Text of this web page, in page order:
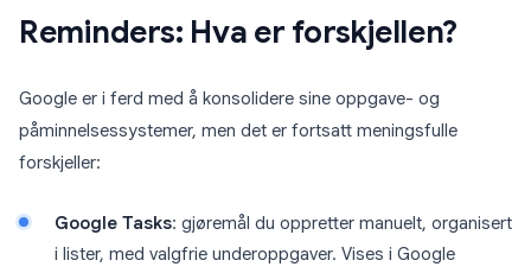
Reminders: Hva er forskjellen?
Google er i ferd med å konsolidere sine oppgave- og
påminnelsessystemer, men det er fortsatt meningsfulle
forskjeller:
Google Tasks: gjøremål du oppretter manuelt, organisert
i lister, med valgfrie underoppgaver. Vises i Google